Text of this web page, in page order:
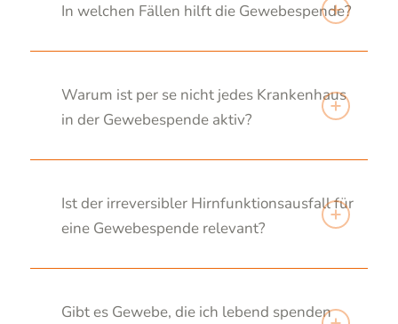
In welchen Fällen hilft die Gewebespende?
Warum ist per se nicht jedes Krankenhaus
in der Gewebespende aktiv?
Ist der irreversibler Hirnfunktionsausfall für
eine Gewebespende relevant?
Gibt es Gewebe, die ich lebend spenden